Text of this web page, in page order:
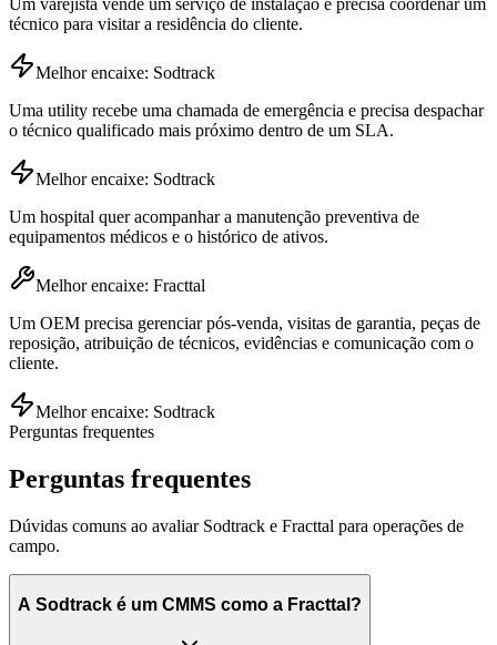
Um varejista vende um serviço de instalação e precisa coordenar um
técnico para visitar a residência do cliente.
Melhor encaixe: Sodtrack
Uma utility recebe uma chamada de emergência e precisa despachar
o técnico qualificado mais próximo dentro de um SLA.
Melhor encaixe: Sodtrack
Um hospital quer acompanhar a manutenção preventiva de
equipamentos médicos e o histórico de ativos.
Melhor encaixe: Fracttal
Um OEM precisa gerenciar pós-venda, visitas de garantia, peças de
reposição, atribuição de técnicos, evidências e comunicação com o
cliente.
Melhor encaixe: Sodtrack
Perguntas frequentes
Perguntas frequentes
Dúvidas comuns ao avaliar Sodtrack e Fracttal para operações de
campo.
A Sodtrack é um CMMS como a Fracttal?